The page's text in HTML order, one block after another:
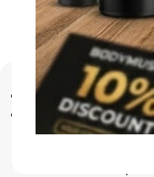
Descrizione
INFORMAZIONI
Integratore alimentare
è un